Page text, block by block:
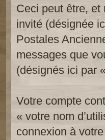
Ceci peut être, et
invité (désignée
Postales
messages que
(désignés ici par
Votre compte
« votre nom
connexion à